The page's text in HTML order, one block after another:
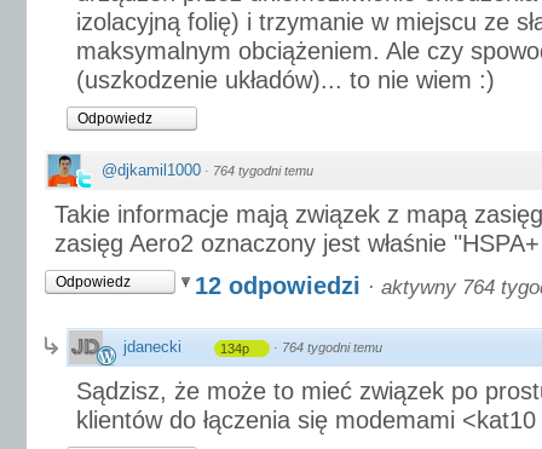
izolacyjną folię) i trzymanie w miejscu ze
maksymalnym obciążeniem. Ale czy
(uszkodzenie układów)... to nie wiem :)
Odpowiedz
@djkamil1000 · 764 tygodni temu
Takie informacje mają związek z mapą
zasięg Aero2 oznaczony jest właśnie
Odpowiedz 12 odpowiedzi · aktywny 764
jdanecki 134p · 764 tygodni temu
Sądzisz, że może to mieć związek po
klientów do łączenia się modemami